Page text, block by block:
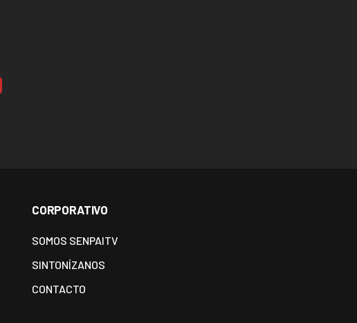
CORPORATIVO
SOMOS SENPAITV
SINTONÍZANOS
CONTACTO